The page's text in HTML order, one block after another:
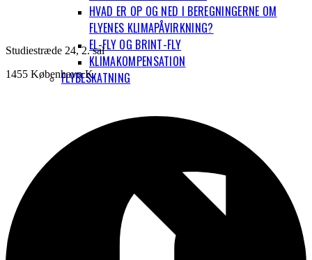
HVAD ER OP OG NED I BEREGNINGERNE OM
FLYENES KLIMAPÅVIRKNING?
EL-FLY OG BRINT-FLY
KLIMAKOMPENSATION
FLYBESKATNING
Studiestræde 24, 2. sal
1455 København K.